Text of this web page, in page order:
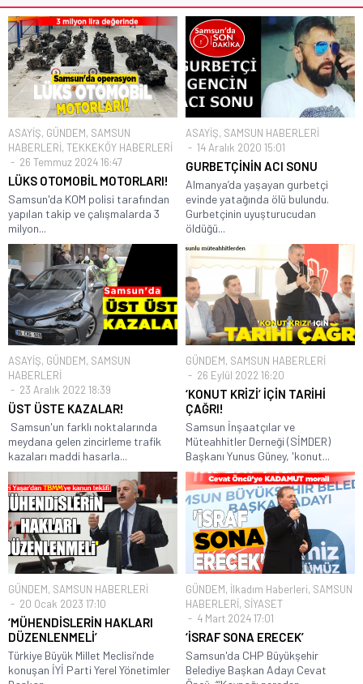
ASAYİŞ, GÜNDEM, SAMSUN
HABERLERİ, TEKKEKÖY HABERLERİ
26 Temmuz 2024 16:47
LÜKS OTOMOBİL MOTORLARI!
Samsun'da KOM polisi tarafından
yapılan takip ve çalışmalarda 3
milyon...
ASAYİŞ, SAMSUN HABERLERİ
14 Aralık 2020 15:01
GURBETÇİNİN ACI SONU
Almanya’da yaşayan gurbetçi
evinde yatağında ölü bulundu.
Gurbetçinin uyuşturucudan
öldüğü...
ASAYİŞ, GÜNDEM, SAMSUN
HABERLERİ
23 Aralık 2022 18:39
ÜST ÜSTE KAZALAR!
Samsun'un farklı noktalarında
meydana gelen zincirleme trafik
kazaları maddi hasarla...
GÜNDEM, SAMSUN HABERLERİ
26 Eylül 2022 16:20
‘KONUT KRİZİ’ İÇİN TARİHİ
ÇAĞRI!
Samsun İnşaatçılar ve
Müteahhitler Derneği (SİMDER)
Başkanı Yunus Güney, 'konut...
GÜNDEM, SAMSUN HABERLERİ
20 Ocak 2023 17:10
‘MÜHENDİSLERİN HAKLARI
DÜZENLENMELİ’
Türkiye Büyük Millet Meclisi’nde
konuşan İYİ Parti Yerel Yönetimler
GÜNDEM, İlkadım Haberleri, SAMSUN
HABERLERİ, SİYASET
4 Mart 2024 17:01
‘İSRAF SONA ERECEK’
Samsun'da CHP Büyükşehir
Belediye Başkan Adayı Cevat